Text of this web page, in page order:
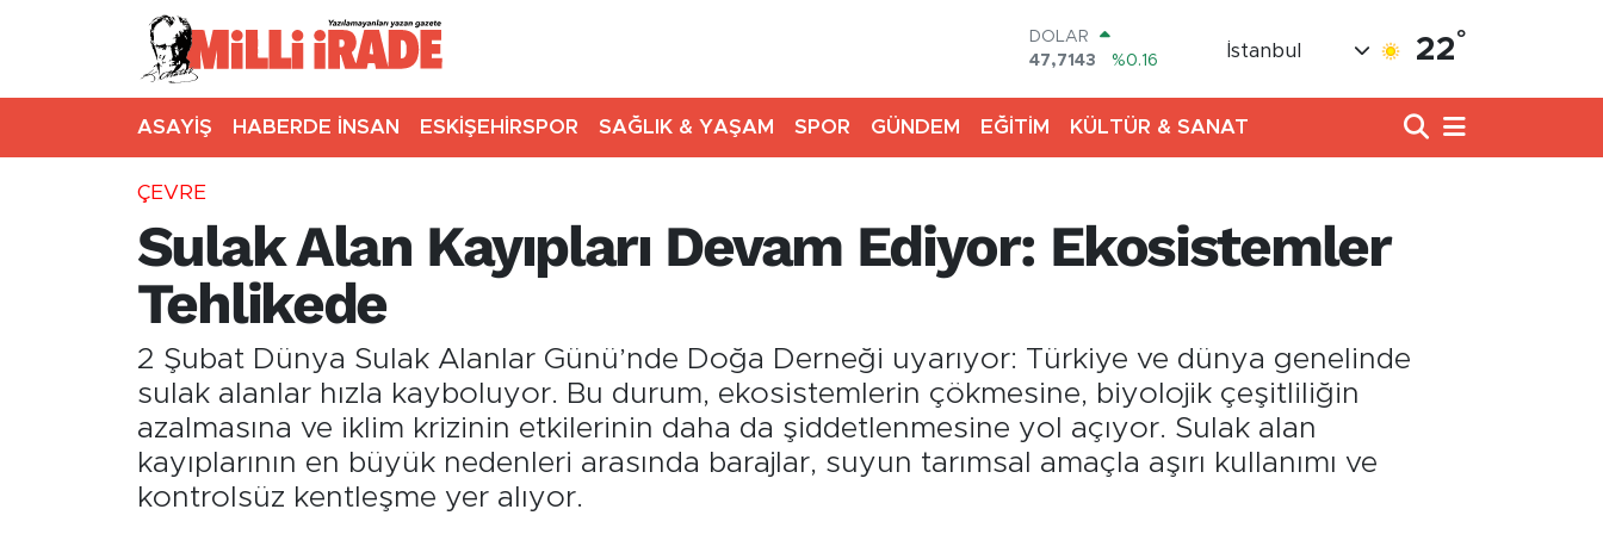
DOLAR
47,7143
%0.16
STERLİN
64,2463
%0.07
BİST100
13.799
%70
İstanbul 22°
ASAYİŞ HABERDE İNSAN ESKİŞEHİRSPOR SAĞLIK & YAŞAM SPOR GÜNDEM EĞİTİM KÜLTÜR & SANAT
ÇEVRE
Sulak Alan Kayıpları Devam Ediyor: Ekosistemler
Tehlikede
2 Şubat Dünya Sulak Alanlar Günü’nde Doğa Derneği uyarıyor: Türkiye ve dünya genelinde
sulak alanlar hızla kayboluyor. Bu durum, ekosistemlerin çökmesine, biyolojik çeşitliliğin
azalmasına ve iklim krizinin etkilerinin daha da şiddetlenmesine yol açıyor. Sulak alan
kayıplarının en büyük nedenleri arasında barajlar, suyun tarımsal amaçla aşırı kullanımı ve
kontrolsüz kentleşme yer alıyor.